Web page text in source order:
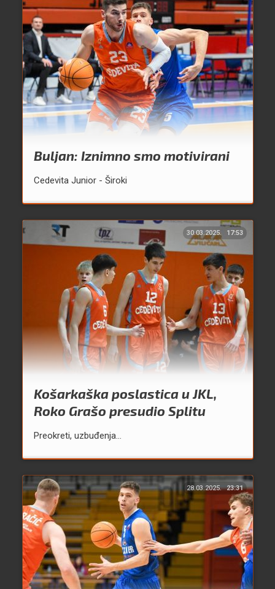
Buljan: Iznimno smo motivirani
Cedevita Junior - Široki
30.03.2025. 17:53
Košarkaška poslastica u JKL,
Roko Grašo presudio Splitu
Preokreti, uzbuđenja...
28.03.2025. 23:31